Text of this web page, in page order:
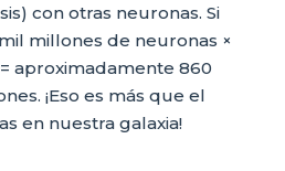
con otras neuronas. Si
millones de neuronas ×
aproximadamente 860
¡Eso es más que el
en nuestra galaxia!